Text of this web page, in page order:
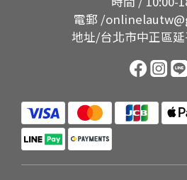
電郵 /
地址/台北市中正區